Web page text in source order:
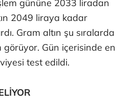
gününe 2033 liradan
2049 liraya kadar
Gram altın şu sıralarda
Gün içerisinde en
test edildi.